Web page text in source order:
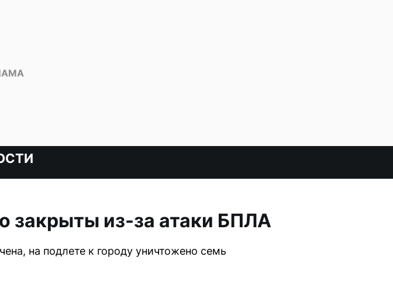
закрыты из-за атаки БПЛА
на подлете к городу уничтожено семь